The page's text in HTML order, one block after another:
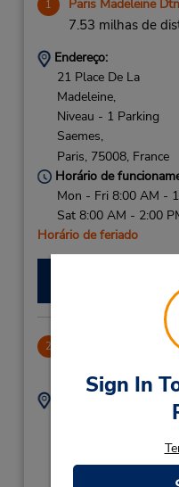
Sign In
1 Paris Madeleine Dtn
7.53 milhas de
Endereço:
21 Place De La
Madeleine,
Niveau - 1 Parking
Saemes,
Paris, 75008, France
Horário de
Mon - Fri 8:00 AM -
Sat 8:00 AM - 2:00
Horário de feriado
2
Endereço:
99 Avenue Charles
Parking Indigo CDG